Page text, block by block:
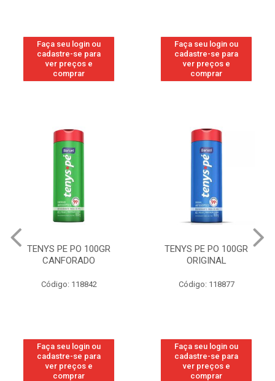
Faça seu login ou
cadastre-se para
ver preços e
comprar
Faça seu login ou
cadastre-se para
ver preços e
comprar
TENYS PE PO 100GR
CANFORADO
Código: 118842
Faça seu login ou
cadastre-se para
ver preços e
comprar
TENYS PE PO 100GR
ORIGINAL
Código: 118877
Faça seu login ou
cadastre-se para
ver preços e
comprar